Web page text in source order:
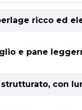
ricco ed
e pane
con